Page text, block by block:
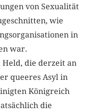
von Sexualität
wie
in
war.
die derzeit an
queeres Asyl in
Königreich
die